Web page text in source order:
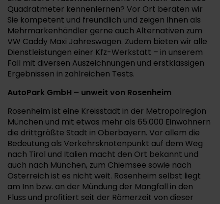
Quadratmeter kennenlernen? Vor Ort beraten wir
Sie kompetent und freundlich und zeigen Ihnen als
Mehrmarkenhändler gerne auch Alternativen zum
VW Caddy Maxi Jahreswagen. Zudem bieten wir alle
Dienstleistungen einer Kfz-Werkstatt – in unserem
Fall mit diversen Auszeichnungen und erstklassigen
Ergebnissen in zahlreichen Tests.
AutoPark GmbH – unweit von Rosenheim
Rosenheim ist eine Kreisstadt in der Metropolregion
München und mit etwas mehr als 65.000 Einwohnern
die drittgrößte Stadt in Oberbayern. Vor allem die
Bedeutung als Verkehrsknotenpunkt auf dem Weg
nach Tirol und Italien macht den Ort bekannt und
auch nach München, zum Chiemsee sowie nach
Österreich ist es nicht weit. Rosenheim selbst liegt
am Inn bzw. an der Mündung der Mangfall in den
Fluss und profitiert seit der Römerzeit von dieser